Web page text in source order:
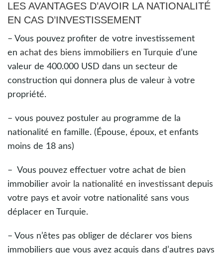
LES AVANTAGES D’AVOIR LA NATIONALITÉ
EN CAS D’INVESTISSEMENT
– Vous pouvez profiter de votre investissement
en achat des biens immobiliers en Turquie d’une
valeur de 400.000 USD dans un secteur de
construction qui donnera plus de valeur à votre
propriété.
– vous pouvez postuler au programme de la
nationalité en famille. (Épouse, époux, et enfants
moins de 18 ans)
– Vous pouvez effectuer votre achat de bien
immobilier avoir la nationalité en investissant depuis
votre pays et avoir votre nationalité sans vous
déplacer en Turquie.
– Vous n’êtes pas obliger de déclarer vos biens
immobiliers que vous avez acquis dans d’autres pays